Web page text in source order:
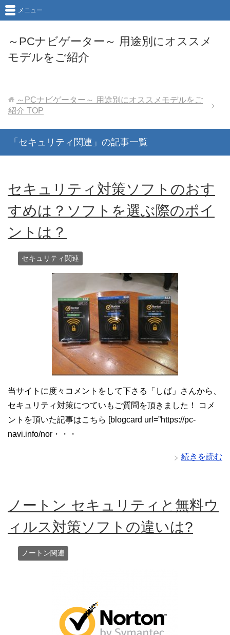
～PCナビゲーター～ 用途別にオススメ
モデルをご紹介
メニュー
～PCナビゲーター～ 用途別にオススメモデルをご
紹介 TOP
「セキュリティ関連」の記事一覧
セキュリティ対策ソフトのおす
すめは？ソフトを選ぶ際のポイ
ントは？
セキュリティ関連
当サイトに度々コメントをして下さる「しば」さんから、
セキュリティ対策につていもご質問を頂きました！ コメ
ントを頂いた記事はこちら [blogcard url=”https://pc-
navi.info/nor・・・
続きを読む
ノートン セキュリティと無料ウ
ィルス対策ソフトの違いは?
ノートン関連